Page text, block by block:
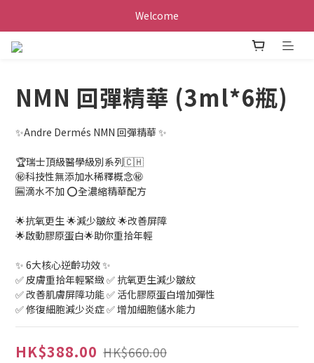
Welcome
NMN 回彈精華 (3ml*6瓶)
✨Andre Dermés NMN 回彈精華 ✨
🏆️瑞士頂級醫學級別系列🇨🇭
㊙️科技性無添加水稀釋概念㊙️
🈚滴水不加 ⭕全濃縮精華配方
🌟抗氧更生 🌟減少皺紋 🌟改善屏障
🌟啟動膠原蛋白🌟助你重拾年輕
✨ 6大核心逆齡功效 ✨
✅ 皮膚重拾年輕緊緻 ✅ 抗氧更生減少皺紋
✅ 改善肌膚屏障功能 ✅ 活化膠原蛋白增加彈性
✅ 修復細胞減少炎症 ✅ 增加細胞儲水能力
HK$388.00 HK$660.00